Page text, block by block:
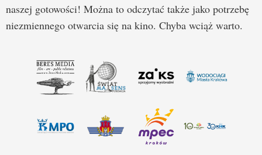
naszej gotowości! Można to odczytać także jako potrzebę
niezmiennego otwarcia się na kino. Chyba wciąż warto.